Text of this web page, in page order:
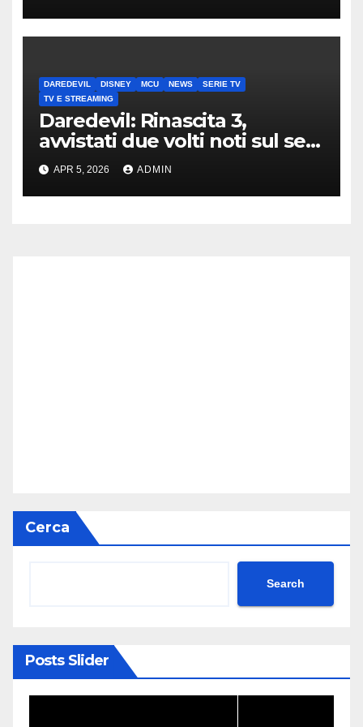
DAREDEVIL DISNEY MCU NEWS
SERIE TV
TV E STREAMING
Daredevil: Rinascita 3,
avvistati due volti noti sul set
di New York
APR 5, 2026 ADMIN
Cerca
Search
Posts Slider